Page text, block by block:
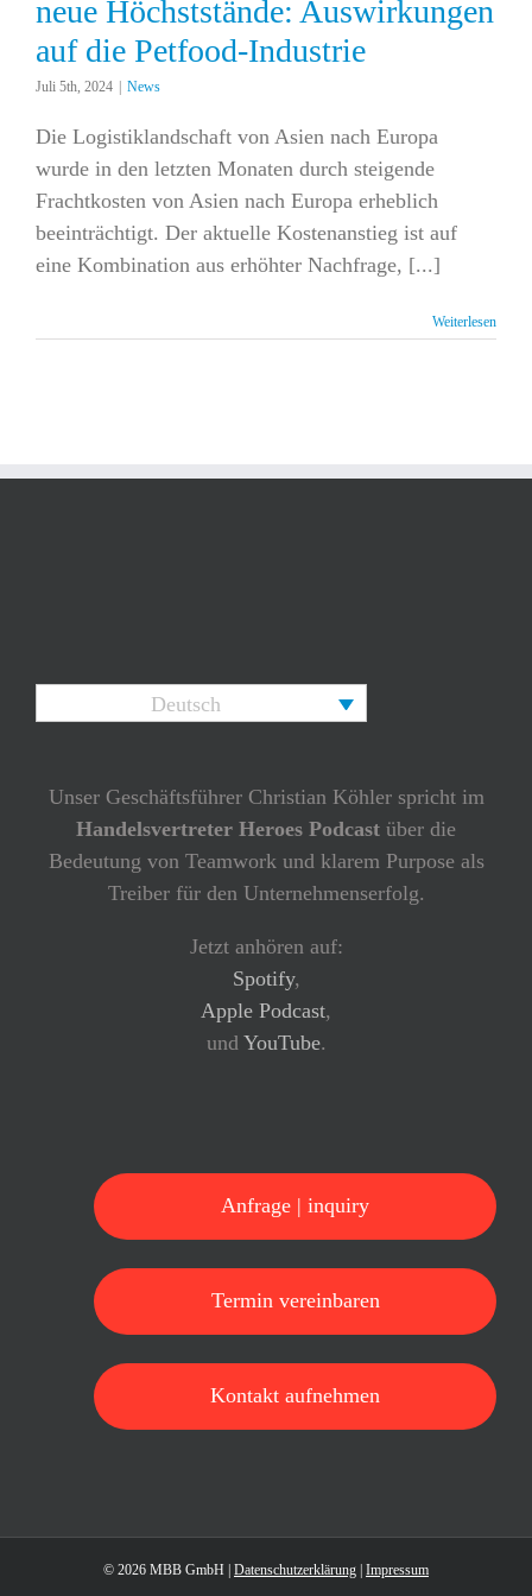
neue Höchststände: Auswirkungen
auf die Petfood-Industrie
Juli 5th, 2024 News
Die Logistiklandschaft von Asien nach Europa
wurde in den letzten Monaten durch steigende
Frachtkosten von Asien nach Europa erheblich
beeinträchtigt. Der aktuelle Kostenanstieg ist auf
eine Kombination aus erhöhter Nachfrage, [...]
Weiterlesen
Deutsch
Unser Geschäftsführer Christian Köhler spricht im
Handelsvertreter Heroes Podcast über die
Bedeutung von Teamwork und klarem Purpose als
Treiber für den Unternehmenserfolg.
Jetzt anhören auf:
Spotify,
Apple Podcast,
und YouTube.
Anfrage | inquiry
Termin vereinbaren
Kontakt aufnehmen
© 2026 MBB GmbH | Datenschutzerklärung | Impressum